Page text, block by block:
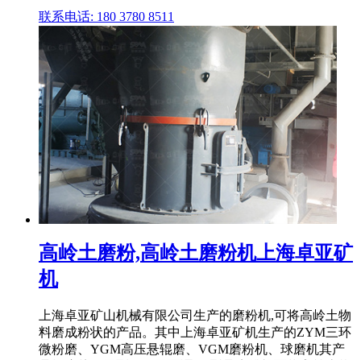
联系电话: 180 3780 8511
高岭土磨粉,高岭土磨粉机上海卓亚矿
机
上海卓亚矿山机械有限公司生产的磨粉机,可将高岭土物
料磨成粉状的产品。其中上海卓亚矿机生产的ZYM三环
微粉磨、YGM高压悬辊磨、VGM磨粉机、球磨机其产